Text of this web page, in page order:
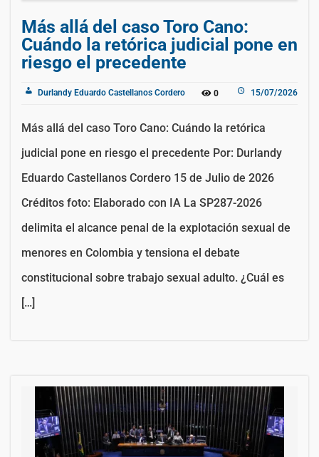
Más allá del caso Toro Cano:
Cuándo la retórica judicial pone en
riesgo el precedente
Durlandy Eduardo Castellanos Cordero 0 15/07/2026
Más allá del caso Toro Cano: Cuándo la retórica
judicial pone en riesgo el precedente Por: Durlandy
Eduardo Castellanos Cordero 15 de Julio de 2026
Créditos foto: Elaborado con IA La SP287-2026
delimita el alcance penal de la explotación sexual de
menores en Colombia y tensiona el debate
constitucional sobre trabajo sexual adulto. ¿Cuál es
[…]